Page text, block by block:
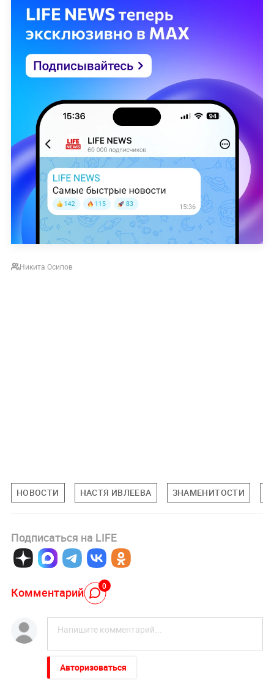
Никита Осипов
НОВОСТИ НАСТЯ ИВЛЕЕВА ЗНАМЕНИТОСТИ
Подписаться на LIFE
Комментарий 0
Авторизоваться